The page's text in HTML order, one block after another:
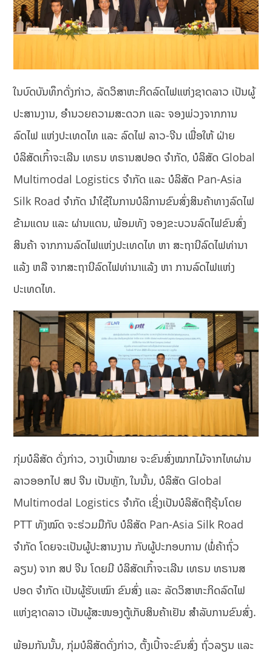
ໃນບົດບັນທຶກດັ່ງກ່າວ, ລັດວິສາຫະກິດລົດໄຟແຫ່ງຊາດລາວ ເປັນຜູ້
ປະສານງານ, ອຳນວຍຄວາມສະດວກ ແລະ ຈອງພ່ວງຈາກການ
ລົດໄຟ ແຫ່ງປະເທດໄທ ແລະ ລົດໄຟ ລາວ-ຈີນ ເພື່ອໃຫ້ ຝ່າຍ
ບໍລິສັດເກົ້າຈະເລີນ ເທຣນ ທຣານສປອດ ຈຳກັດ, ບໍລິສັດ Global
Multimodal Logistics ຈຳກັດ ແລະ ບໍລິສັດ Pan-Asia
Silk Road ຈຳກັດ ນໍາໃຊ້ໃນການບໍລິການຂົນສົ່ງສິນຄ້າທາງລົດໄຟ
ຂ້າມແດນ ແລະ ຜ່ານແດນ, ພ້ອມທັງ ຈອງຂະບວນລົດໄຟຂົນສົ່ງ
ສິນຄ້າ ຈາກການລົດໄຟແຫ່ງປະເທດໄທ ຫາ ສະຖານີລົດໄຟທ່ານາ
ແລ້ງ ຫລື ຈາກສະຖານີລົດໄຟທ່ານາແລ້ງ ຫາ ການລົດໄຟແຫ່ງ
ປະເທດໄທ.
ກຸ່ມບໍລິສັດ ດັ່ງກ່າວ, ​ວາງ​ເປົ້າ​ໝາຍ​ ຈະ​ຂົນ​ສົ່ງ​ໝາກ​ໄມ້​ຈາກ​ໄທ​ຜ່ານ​
ລາວອອກໄປ ສປ ຈີນ ເປັນຫຼັກ, ໃນນັ້ນ, ບໍລິສັດ Global
Multimodal Logistics ຈຳກັດ ເຊິ່ງເປັນບໍລິສັດຖືຮຸ້ນໂດຍ
PTT ທັງໝົດ ຈະຮ່ວມມືກັບ ບໍລິສັດ Pan-Asia Silk Road
ຈຳກັດ ໂດຍຈະເປັນຜູ້ປະສານງານ ກັບຜູ້ປະກອບການ (ພໍ່ຄ້າຖົ່ວ
ລຽນ) ຈາກ ສປ ຈີນ ໂດຍມີ ບໍລິສັດເກົ້າຈະເລີນ ເທຣນ ທຣານສ
ປອດ ຈຳກັດ ເປັນຜູ້ຮັບເໝົາ ຂົນສົ່ງ ​ແລະ ລັດວິສາຫະກິດລົດໄຟ
ແຫ່ງຊາດລາວ ເປັນຜູ້ສະໜອງຕູ້ເກັບສິນຄ້າເຢັນ ສໍາລັບການຂົນສົ່ງ.
ພ້ອມກັນນັ້ນ, ກຸ່ມບໍລິສັດດັ່ງກ່າວ, ຕັ້ງເປົ້າຈະຂົນສົ່ງ ຖົ່ວລຽນ ແລະ